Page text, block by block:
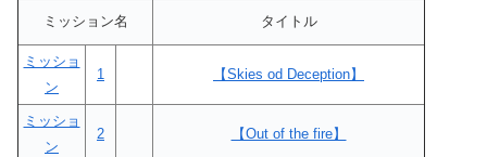
ミッション名 タイトル
ミッショ
ン
1 【Skies od Deception】
ミッショ
ン
2 【Out of the fire】